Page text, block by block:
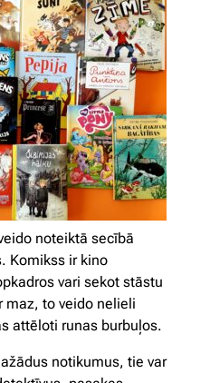
noteiktā secībā
Komikss ir kino
vari sekot stāstu
maz, to veido nelieli
attēloti runas burbuļos.
notikumus, tie var